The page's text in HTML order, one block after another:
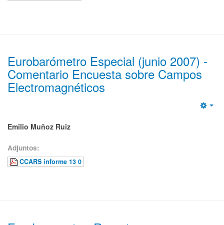
Eurobarómetro Especial (junio 2007) -
Comentario Encuesta sobre Campos
Electromagnéticos
Emilio Muñoz Ruiz
Adjuntos:
CCARS informe 13 0